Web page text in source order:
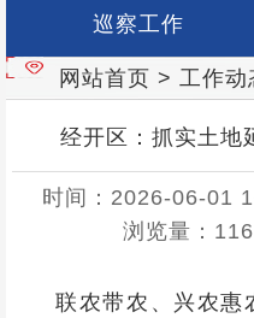
巡察工作
网站首页 > 工作动
经开区：抓实土地
时间：2026-06-01
浏览量： 116
联农带农、兴农惠